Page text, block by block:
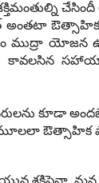
ఔత్సాహిక
ముద్రా యోజన
కావలసిన
కూడా
ఔత్సాహిక